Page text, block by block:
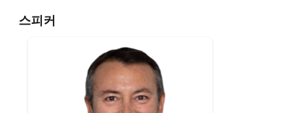
스피커